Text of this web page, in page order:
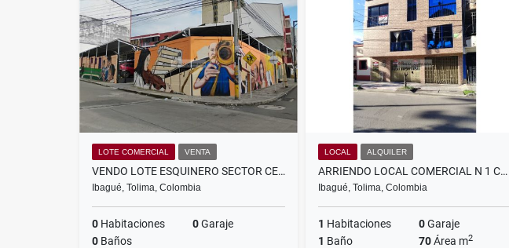
LOTE COMERCIAL VENTA
VENDO LOTE ESQUINERO SECTOR CENTRO
Ibagué, Tolima, Colombia
0 Habitaciones 0Garaje
0 Baños
LOCAL ALQUILER
ARRIENDO LOCAL COMERCIAL N 1 CON APARTAESTUDIO
Ibagué, Tolima, Colombia
1 Habitaciones 0Garaje
1 Baño 70Área m2